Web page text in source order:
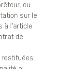
ou
sur le
à l'article
de
restituées